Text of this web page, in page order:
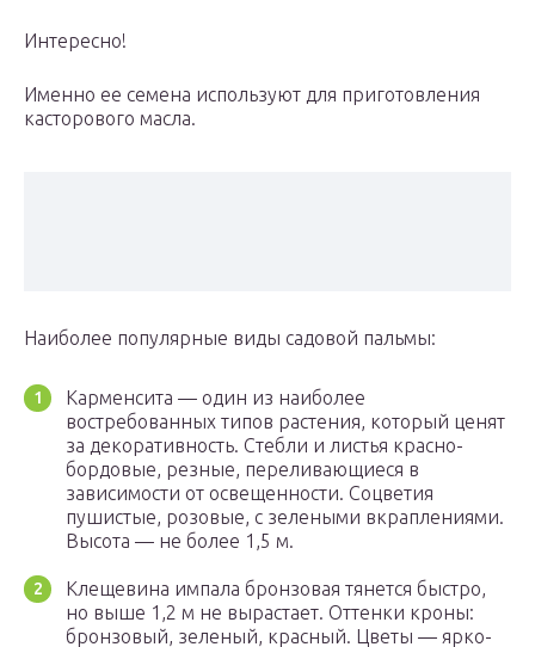
Интересно!
Именно ее семена используют для приготовления
касторового масла.
Наиболее популярные виды садовой пальмы:
Карменсита — один из наиболее
востребованных типов растения, который ценят
за декоративность. Стебли и листья красно-
бордовые, резные, переливающиеся в
зависимости от освещенности. Соцветия
пушистые, розовые, с зелеными вкраплениями.
Высота — не более 1,5 м.
Клещевина импала бронзовая тянется быстро,
но выше 1,2 м не вырастает. Оттенки кроны:
бронзовый, зеленый, красный. Цветы — ярко-